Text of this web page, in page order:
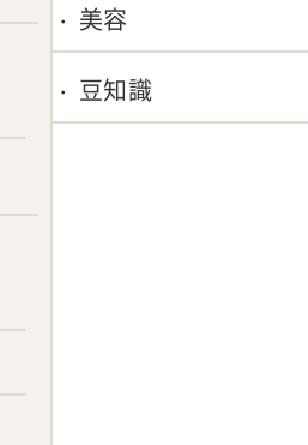
美容
豆知識